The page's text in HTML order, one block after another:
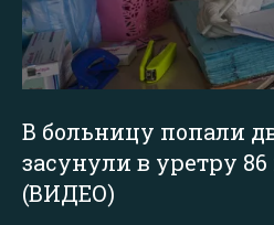
В больницу попали
засунули в уретру
(ВИДЕО)